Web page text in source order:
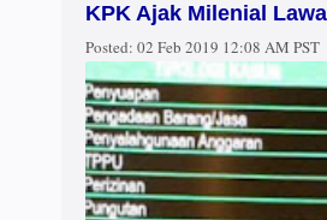
KPK Ajak Milenial
Posted: 02 Feb 2019 12:08 AM PST